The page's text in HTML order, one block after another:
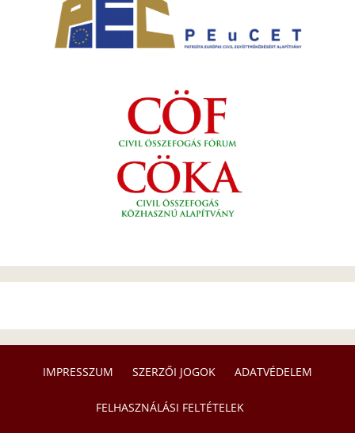
IMPRESSZUM SZERZŐI JOGOK ADATVÉDELEM
FELHASZNÁLÁSI FELTÉTELEK